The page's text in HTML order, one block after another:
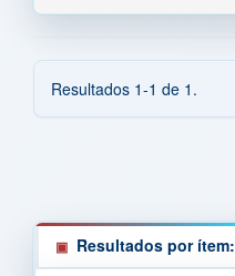
Resultados 1-1 de 1.
Resultados por ítem: